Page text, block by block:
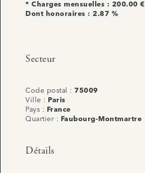
* Charges mensuelles : 200.00 €
Dont honoraires : 2.87 %
Secteur
Code postal : 75009
Ville :
Paris
Pays :
France
Quartier :
Faubourg-Montmartre
Détails